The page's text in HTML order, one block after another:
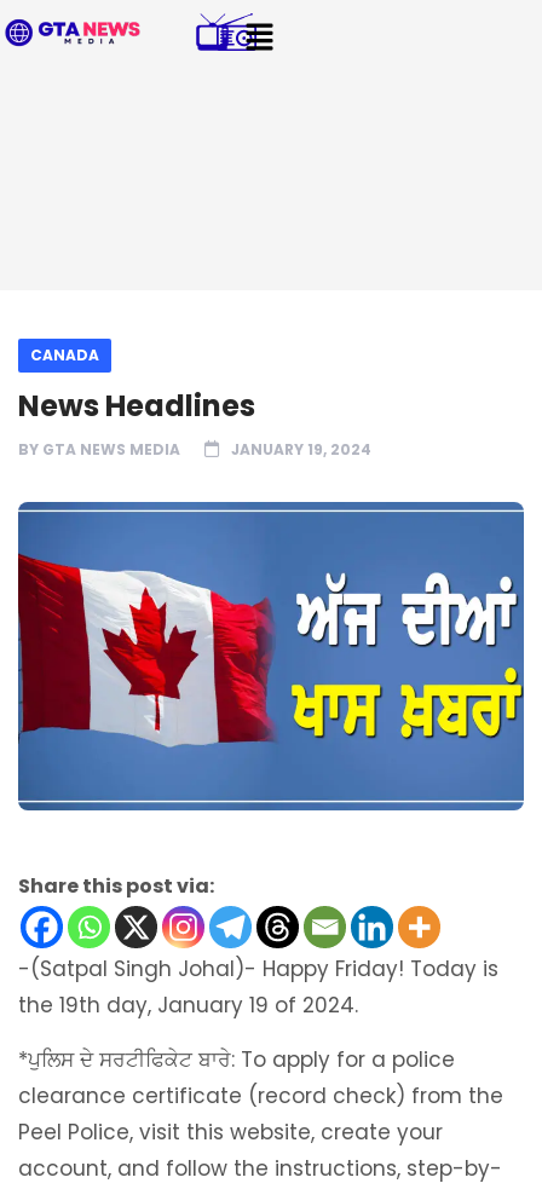
CANADA
News Headlines
BY GTA NEWS MEDIA JANUARY 19, 2024
Share this post via:
-(Satpal Singh Johal)- Happy Friday! Today is
the 19th day, January 19 of 2024.
*ਪੁਲਿਸ ਦੇ ਸਰਟੀਫਿਕੇਟ ਬਾਰੇ: To apply for a police
clearance certificate (record check) from the
Peel Police, visit this website, create your
account, and follow the instructions, step-by-